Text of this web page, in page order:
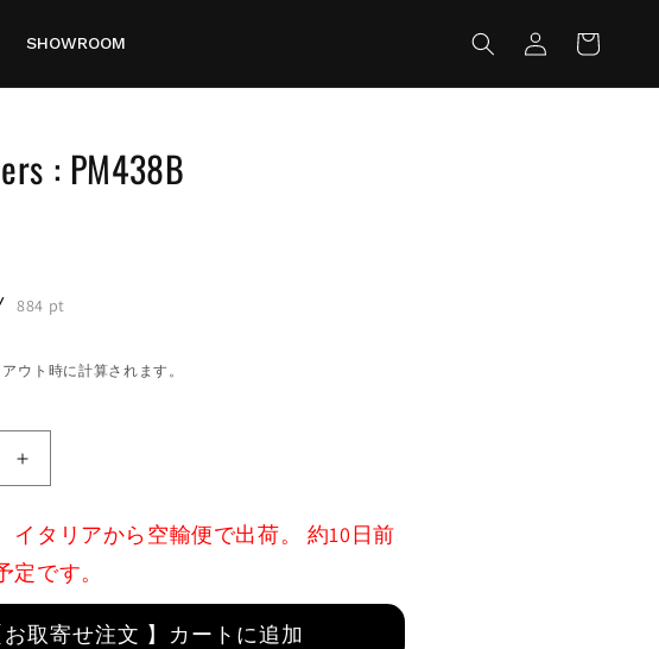
SHOWROOM
グ
イ
ン
ー
: PM438B
884 pt
ウト時に計算されます。
Side
Sliders
PM438B
の
数
量
イタリアから空輸便で出荷。 約10日前
定です。
お取寄せ注文 】カートに追加